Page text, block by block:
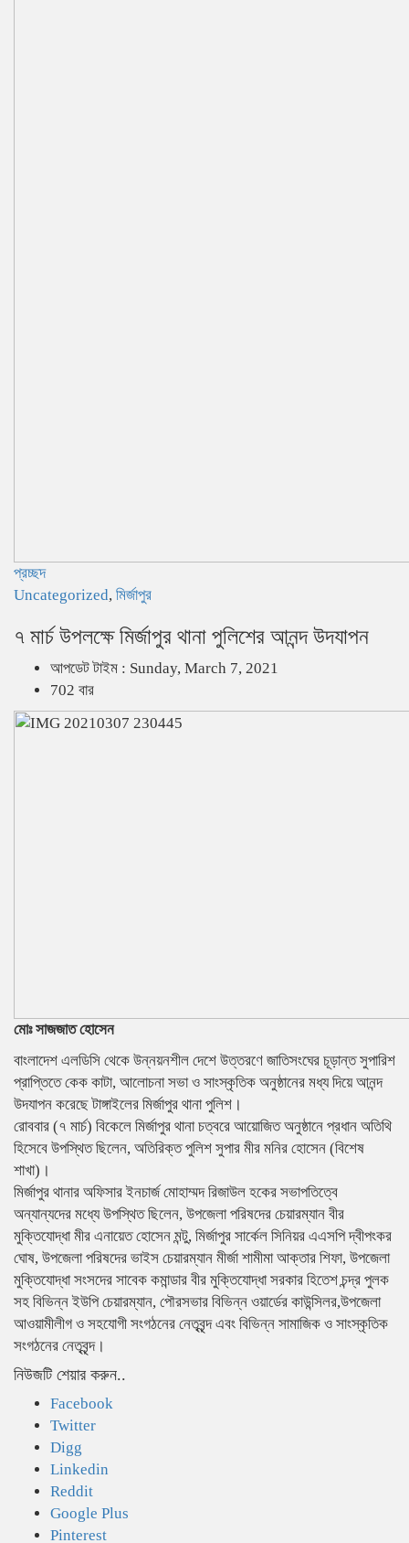
প্রচ্ছদ
Uncategorized, মির্জাপুর
৭ মার্চ উপলক্ষে মির্জাপুর থানা পুলিশের আনন্দ উদযাপন
আপডেট টাইম : Sunday, March 7, 2021
702 বার
মোঃ সাজজাত হোসেন
বাংলাদেশ এলডিসি থেকে উন্নয়নশীল দেশে উত্তরণে জাতিসংঘের চূড়ান্ত সুপারিশ
প্রাপ্তিতে কেক কাটা, আলোচনা সভা ও সাংস্কৃতিক অনুষ্ঠানের মধ্য দিয়ে আনন্দ
উদযাপন করেছে টাঙ্গাইলের মির্জাপুর থানা পুলিশ।
রোববার (৭ মার্চ) বিকেলে মির্জাপুর থানা চত্বরে আয়োজিত অনুষ্ঠানে প্রধান অতিথি
হিসেবে উপস্থিত ছিলেন, অতিরিক্ত পুলিশ সুপার মীর মনির হোসেন (বিশেষ
শাখা)।
মির্জাপুর থানার অফিসার ইনচার্জ মোহাম্মদ রিজাউল হকের সভাপতিত্বে
অন্যান্যদের মধ্যে উপস্থিত ছিলেন, উপজেলা পরিষদের চেয়ারম্যান বীর
মুক্তিযোদ্ধা মীর এনায়েত হোসেন মন্টু, মির্জাপুর সার্কেল সিনিয়র এএসপি দ্বীপংকর
ঘোষ, উপজেলা পরিষদের ভাইস চেয়ারম্যান মীর্জা শামীমা আক্তার শিফা, উপজেলা
মুক্তিযোদ্ধা সংসদের সাবেক কমান্ডার বীর মুক্তিযোদ্ধা সরকার হিতেশ চন্দ্র পুলক
সহ বিভিন্ন ইউপি চেয়ারম্যান, পৌরসভার বিভিন্ন ওয়ার্ডের কাউন্সিলর,উপজেলা
আওয়ামীলীগ ও সহযোগী সংগঠনের নেতৃবৃন্দ এবং বিভিন্ন সামাজিক ও সাংস্কৃতিক
সংগঠনের নেতৃবৃন্দ।
নিউজটি শেয়ার করুন..
Facebook
Twitter
Digg
Linkedin
Reddit
Google Plus
Pinterest